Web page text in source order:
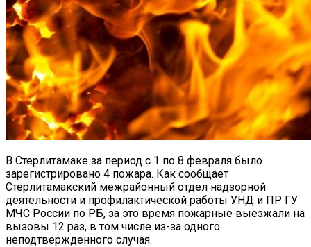
В Стерлитамаке за период с 1 по 8 февраля было
зарегистрировано 4 пожара. Как сообщает
Стерлитамакский межрайонный отдел надзорной
деятельности и профилактической работы УНД и ПР ГУ
МЧС России по РБ, за это время пожарные выезжали на
вызовы 12 раз, в том числе из-за одного
неподтвержденного случая.